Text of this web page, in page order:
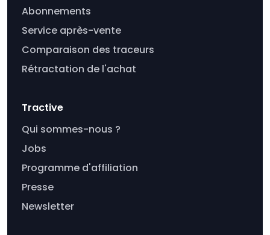
Abonnements
Service après-vente
Comparaison des traceurs
Rétractation de l'achat
Tractive
Qui sommes-nous ?
Jobs
Programme d'affiliation
Presse
Newsletter